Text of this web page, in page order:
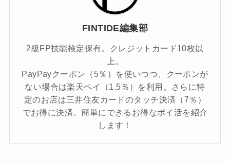
FINTIDE編集部
2級FP技能検定保有。クレジットカード10枚以
上。
PayPayクーポン（5％）を使いつつ、クーポンが
ない場合は楽天ペイ（1.5％）を利用。さらに特
定のお店は三井住友カードのタッチ決済（7％）
でお得に決済。簡単にできるお得なポイ活を紹介
します！